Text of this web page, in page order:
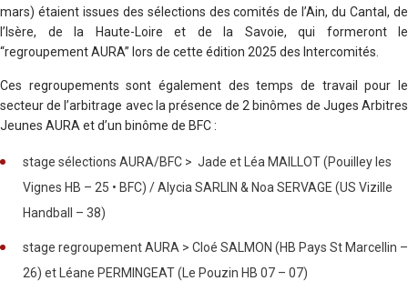
mars) étaient issues des sélections des comités de l’Ain, du Cantal, de
l’Isère, de la Haute-Loire et de la Savoie, qui formeront le
“regroupement AURA” lors de cette édition 2025 des Intercomités.
Ces regroupements sont également des temps de travail pour le
secteur de l’arbitrage avec la présence de 2 binômes de Juges Arbitres
Jeunes AURA et d’un binôme de BFC :
stage sélections AURA/BFC > Jade et Léa MAILLOT (Pouilley les
Vignes HB – 25 • BFC) / Alycia SARLIN & Noa SERVAGE (US Vizille
Handball – 38)
stage regroupement AURA > Cloé SALMON (HB Pays St Marcellin –
26) et Léane PERMINGEAT (Le Pouzin HB 07 – 07)